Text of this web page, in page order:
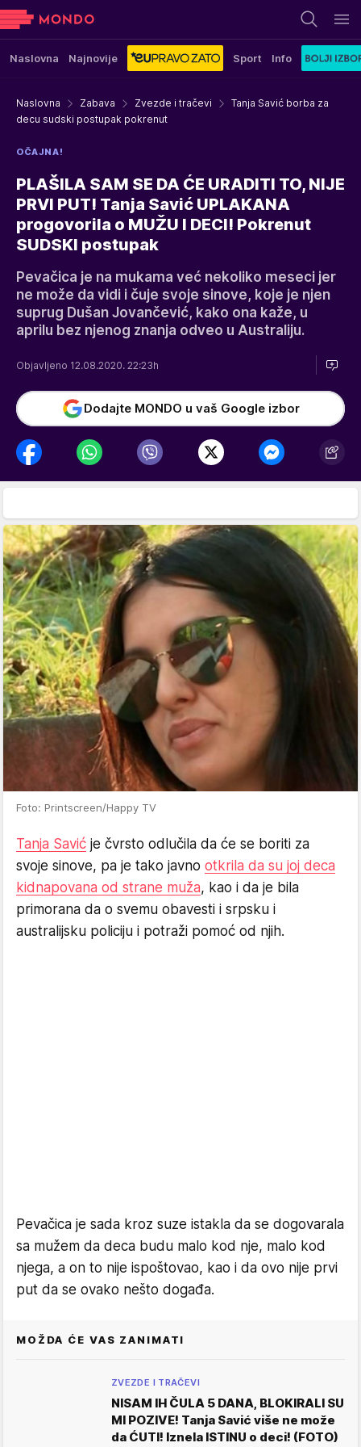
Naslovna Najnovije Sport Info
Naslovna Zabava Zvezde i tračevi
Tanja Savić borba za
decu sudski postupak pokrenut
OČAJNA!
PLAŠILA SAM SE DA ĆE URADITI TO, NIJE
PRVI PUT! Tanja Savić UPLAKANA
progovorila o MUŽU I DECI! Pokrenut
SUDSKI postupak
Pevačica je na mukama već nekoliko meseci jer
ne može da vidi i čuje svoje sinove, koje je njen
suprug Dušan Jovančević, kako ona kaže, u
aprilu bez njenog znanja odveo u Australiju.
Objavljeno 12.08.2020. 22:23h
Dodajte MONDO u vaš Google izbor
Foto: Printscreen/Happy TV
Tanja Savić je čvrsto odlučila da će se boriti za
svoje sinove, pa je tako javno otkrila da su joj deca
kidnapovana od strane muža, kao i da je bila
primorana da o svemu obavesti i srpsku i
australijsku policiju i potraži pomoć od njih.
Pevačica je sada kroz suze istakla da se dogovarala
sa mužem da deca budu malo kod nje, malo kod
njega, a on to nije ispoštovao, kao i da ovo nije prvi
put da se ovako nešto događa.
MOŽDA ĆE VAS ZANIMATI
ZVEZDE I TRAČEVI
NISAM IH ČULA 5 DANA, BLOKIRALI SU
MI POZIVE! Tanja Savić više ne može
da ĆUTI! Iznela ISTINU o deci! (FOTO)